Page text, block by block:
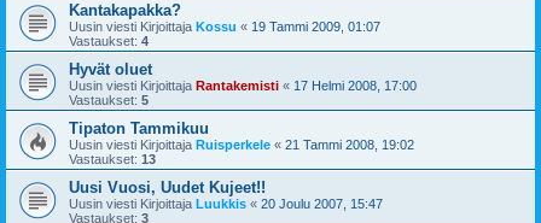
Kantakapakka?
Uusin viesti Kirjoittaja Kossu « 19 Tammi 2009, 01:07
Vastaukset: 4
Hyvät oluet
Uusin viesti Kirjoittaja Rantakemisti « 17 Helmi 2008, 17:00
Vastaukset: 5
Tipaton Tammikuu
Uusin viesti Kirjoittaja Ruisperkele « 21 Tammi 2008, 19:02
Vastaukset: 13
Uusi Vuosi, Uudet Kujeet!!
Uusin viesti Kirjoittaja Luukkis « 20 Joulu 2007, 15:47
Vastaukset: 3